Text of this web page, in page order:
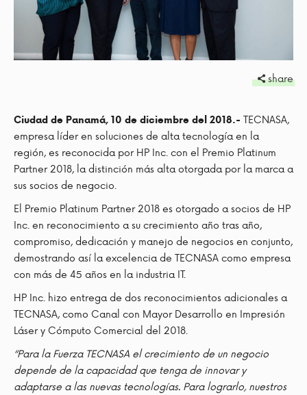
share
Ciudad de Panamá, 10 de diciembre del 2018.- TECNASA,
empresa líder en soluciones de alta tecnología en la
región, es reconocida por HP Inc. con el Premio Platinum
Partner 2018, la distinción más alta otorgada por la marca a
sus socios de negocio.
El Premio Platinum Partner 2018 es otorgado a socios de HP
Inc. en reconocimiento a su crecimiento año tras año,
compromiso, dedicación y manejo de negocios en conjunto,
demostrando así la excelencia de TECNASA como empresa
con más de 45 años en la industria IT.
HP Inc. hizo entrega de dos reconocimientos adicionales a
TECNASA, como Canal con Mayor Desarrollo en Impresión
Láser y Cómputo Comercial del 2018.
“Para la Fuerza TECNASA el crecimiento de un negocio
depende de la capacidad que tenga de innovar y
adaptarse a las nuevas tecnologías. Para lograrlo, nuestros